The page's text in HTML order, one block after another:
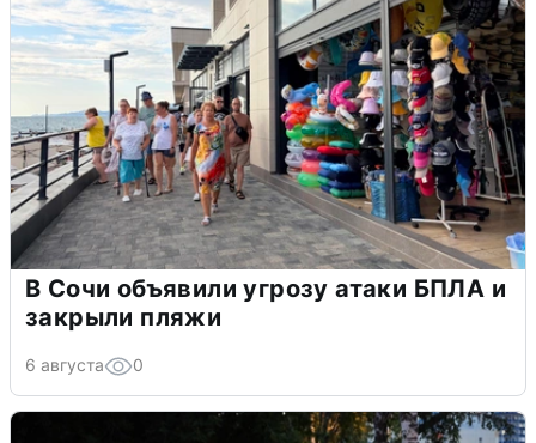
В Сочи объявили угрозу атаки БПЛА и
закрыли пляжи
6 августа 0